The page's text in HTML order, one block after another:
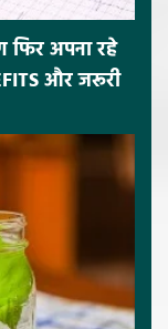
फिर अपना रहे
और जरूरी